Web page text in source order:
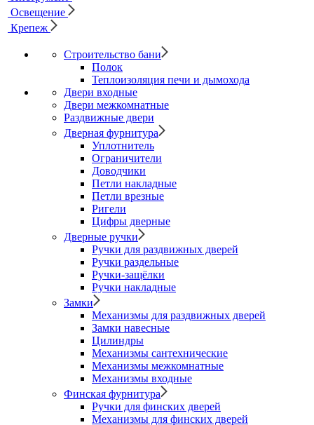
Освещение
Крепеж
Строительство бани
Полок
Теплоизоляция печи и дымохода
Двери входные
Двери межкомнатные
Раздвижные двери
Дверная фурнитура
Уплотнитель
Ограничители
Доводчики
Петли накладные
Петли врезные
Ригели
Цифры дверные
Дверные ручки
Ручки для раздвижных дверей
Ручки раздельные
Ручки-защёлки
Ручки накладные
Замки
Механизмы для раздвижных дверей
Замки навесные
Цилиндры
Механизмы сантехнические
Механизмы межкомнатные
Механизмы входные
Финская фурнитура
Ручки для финских дверей
Механизмы для финских дверей